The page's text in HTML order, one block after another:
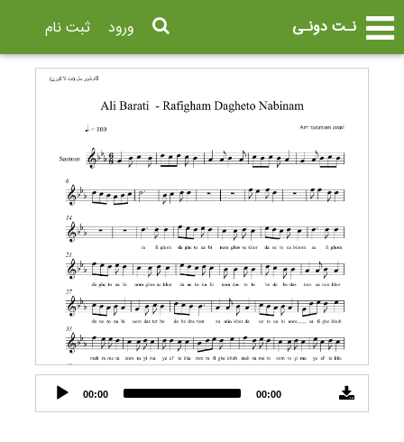
نـت دونـی ثبت نام ورود
Audio
Player
00:00 00:00